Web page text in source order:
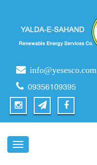
info@yesesco.com
09356109395
ناوبری